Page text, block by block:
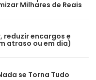
Milhares de Reais
reduzir encargos e
atraso ou em dia)
se Torna Tudo